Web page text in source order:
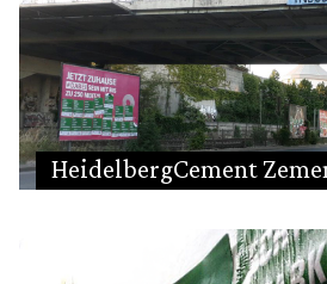
HeidelbergCement